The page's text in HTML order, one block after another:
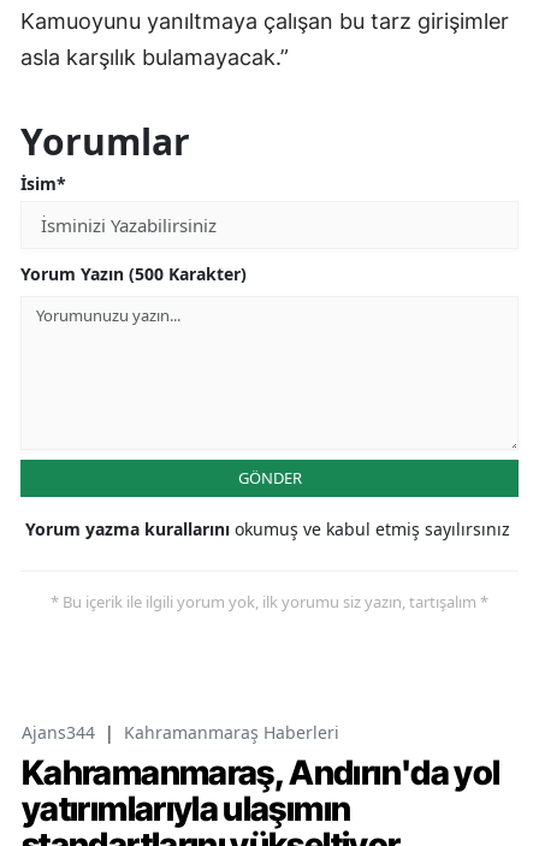
Kamuoyunu yanıltmaya çalışan bu tarz girişimler
asla karşılık bulamayacak.”
Yorumlar
İsim*
Yorum Yazın (500 Karakter)
GÖNDER
Yorum yazma kurallarını okumuş ve kabul etmiş sayılırsınız
* Bu içerik ile ilgili yorum yok, ilk yorumu siz yazın, tartışalım *
Ajans344 | Kahramanmaraş Haberleri
Kahramanmaraş, Andırın'da yol
yatırımlarıyla ulaşımın